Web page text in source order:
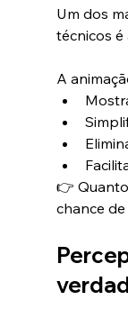
Um dos
técnicos é
A
👉
chance